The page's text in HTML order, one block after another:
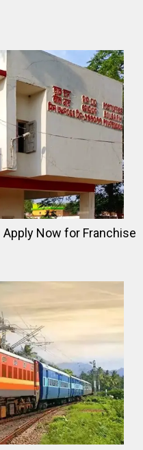
Now for Franchise